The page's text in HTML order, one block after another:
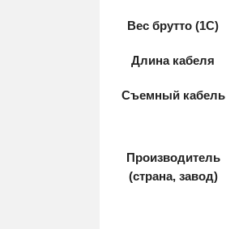
Вес брутто (1С)
Длина кабеля
Съемный кабель
Производитель
(страна, завод)